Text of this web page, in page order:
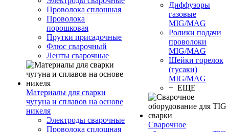
Проволока сплошная
Проволока
порошковая
Прутки присадочные
Флюс сварочный
Ленты сварочные
Материалы для сварки
чугуна и сплавов на основе
никеля
Электроды сварочные
Проволока сплошная
Диффузоры
газовые
MIG/MAG
Ролики подачи
проволоки
MIG/MAG
Шейки горелок
(гусаки)
MIG/MAG
+ ЕЩЕ
Сварочное